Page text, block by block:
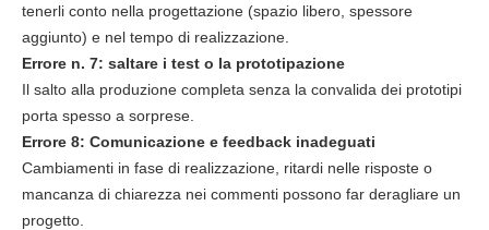
tenerli conto nella progettazione (spazio libero, spessore
aggiunto) e nel tempo di realizzazione.
Errore n. 7: saltare i test o la prototipazione
Il salto alla produzione completa senza la convalida dei prototipi
porta spesso a sorprese.
Errore 8: Comunicazione e feedback inadeguati
Cambiamenti in fase di realizzazione, ritardi nelle risposte o
mancanza di chiarezza nei commenti possono far deragliare un
progetto.